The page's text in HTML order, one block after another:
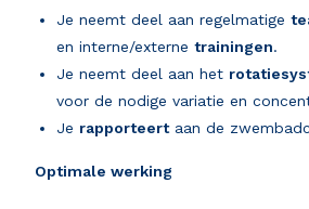
Je neemt deel aan regelmatige
en interne/externetrainingen.
Je neemt deel aan het
voor de nodige variatie en
Je rapporteertaan de
Optimale werking